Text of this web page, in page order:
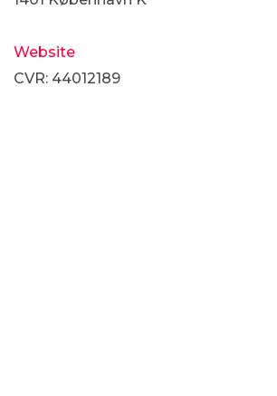
Website
CVR: 44012189